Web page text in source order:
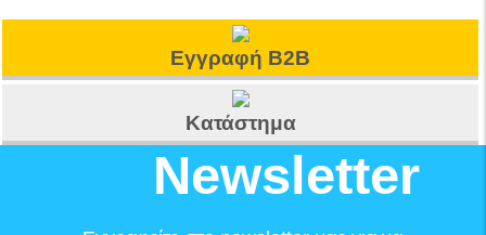
Εγγραφή B2B
Κατάστημα
Newsletter